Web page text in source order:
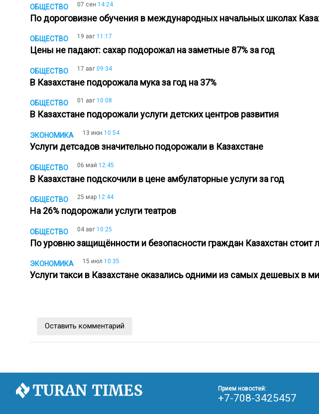
ОБЩЕСТВО 07 сен 14:24
По дороговизне обучения в международных начальных школах
ОБЩЕСТВО 19 авг 11:17
Цены не падают: сахар подорожал на заметные 87% за год
ОБЩЕСТВО 17 авг 09:34
В Казахстане подорожала мука за год на 37%
ОБЩЕСТВО 01 авг 10:08
В Казахстане подорожали услуги детских центров развития
ЭКОНОМИКА 13 июн 10:54
Услуги детсадов значительно подорожали в Казахстане
ОБЩЕСТВО 06 май 12:45
В Казахстане подскочили в цене амбулаторные услуги за год
ОБЩЕСТВО 25 мар 12:44
На 26% подорожали услуги театров
ОБЩЕСТВО 04 авг 10:25
По уровню защищённости и безопасности граждан Казахстан стоит
ЭКОНОМИКА 15 июл 10:35
Услуги такси в Казахстане оказались одними из самых дешевых в
Оставить комментарий
Прием новостей:
+7-708-3425457